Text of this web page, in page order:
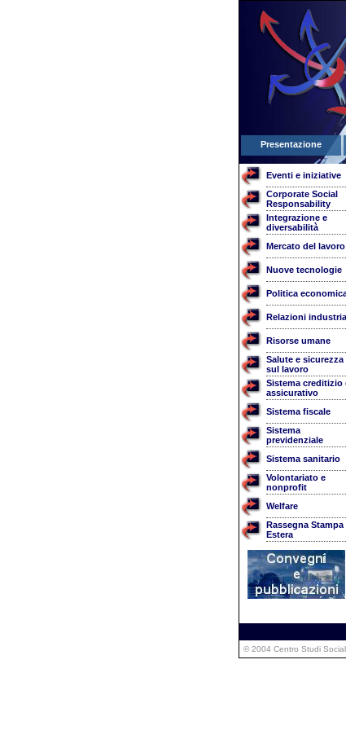
Presentazione
Eventi e iniziative
Corporate Social
Responsability
Integrazione e
diversabilità
Mercato del lavoro
Nuove tecnologie
Politica
Relazioni
Risorse umane
Salute e sicurezza
sul lavoro
Sistema creditizio
assicurativo
Sistema fiscale
Sistema
previdenziale
Sistema sanitario
Volontariato e
nonprofit
Welfare
Rassegna Stampa
Estera
© 2004 Centro Studi